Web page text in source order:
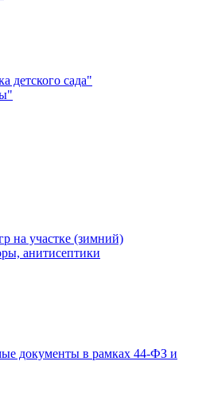
детского сада"
на участке (зимний)
анитисептики
документы в рамках 44-ФЗ и